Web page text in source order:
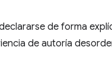
de forma
de autoría